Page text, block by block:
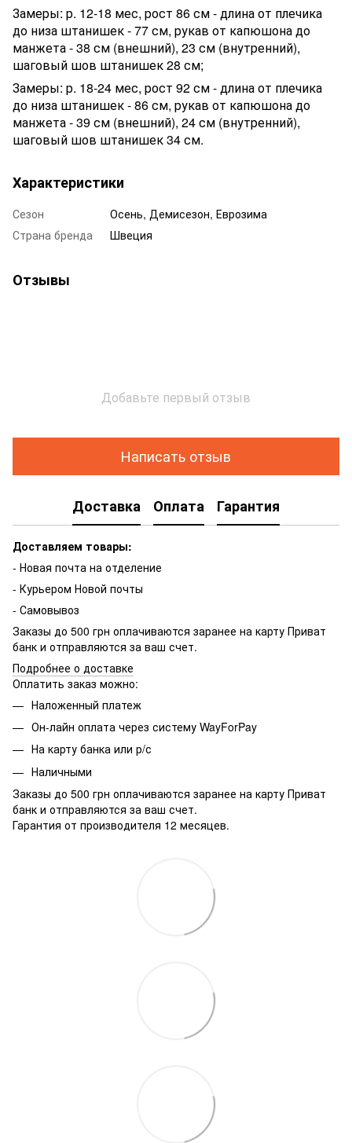
Замеры: р. 12-18 мес, рост 86 см - длина от плечика
до низа штанишек - 77 см, рукав от капюшона до
манжета - 38 см (внешний), 23 см (внутренний),
шаговый шов штанишек 28 см;
Замеры: р. 18-24 мес, рост 92 см - длина от плечика
до низа штанишек - 86 см, рукав от капюшона до
манжета - 39 см (внешний), 24 см (внутренний),
шаговый шов штанишек 34 см.
Характеристики
Сезон
Осень, Демисезон, Еврозима
Страна бренда
Швеция
Отзывы
Добавьте первый отзыв
Написать отзыв
Доставка Оплата Гарантия
Доставляем товары:
- Новая почта на отделение
- Курьером Новой почты
- Самовывоз
Заказы до 500 грн оплачиваются заранее на карту Приват
банк и отправляются за ваш счет.
Подробнее о доставке
Оплатить заказ можно:
Наложенный платеж
Он-лайн оплата через систему WayForPay
На карту банка или р/с
Наличными
Заказы до 500 грн оплачиваются заранее на карту Приват
банк и отправляются за ваш счет.
Гарантия от производителя 12 месяцев.